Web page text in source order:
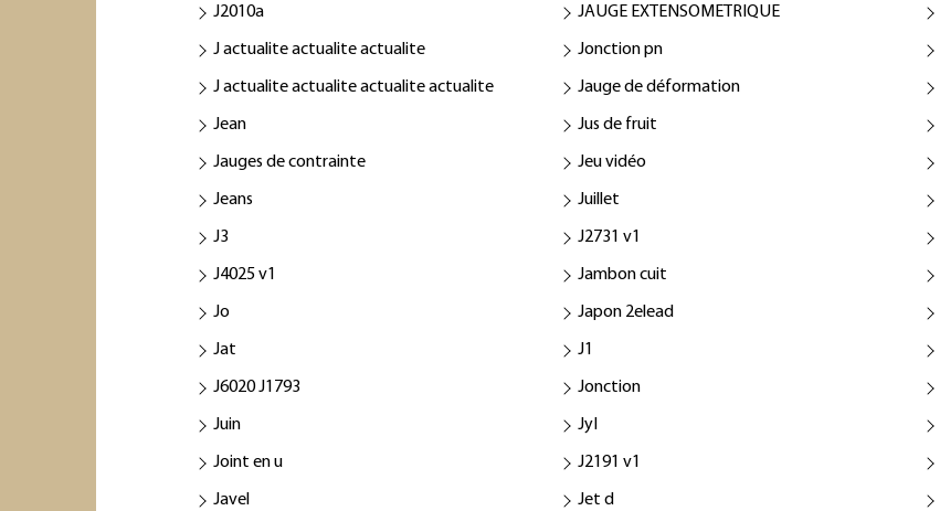
J2010a JAUGE EXTENSOMETRIQUE
J actualite actualite actualite Jonction pn
J actualite actualite actualite actualite Jauge de déformation
Jean Jus de fruit
Jauges de contrainte Jeu vidéo
Jeans Juillet
J3 J2731 v1
J4025 v1 Jambon cuit
Jo Japon 2elead
Jat J1
J6020 J1793 Jonction
Juin JyI
Joint en u J2191 v1
Javel Jet d